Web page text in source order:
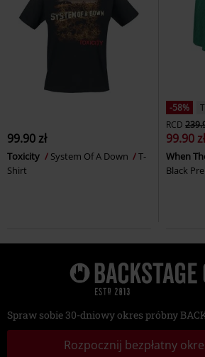
99.90 zł
Toxicity System Of A Down
T-
Shirt
-58%
RCD
99.90 zł
When
Black
Spraw sobie 30-dniowy okres próbny
Rozpocznij bezpłatny